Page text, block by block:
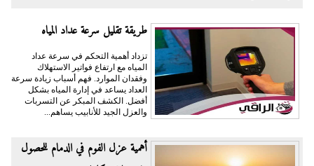
طريقة تقليل سرعة عداد المياه
تزداد أهمية التحكم في سرعة عداد
المياه مع ارتفاع فواتير الاستهلاك
وفقدان الموارد. فهم أسباب زيادة سرعة
العداد يساعد في إدارة المياه بشكل
أفضل. الكشف المبكر عن التسربات
والعزل الجيد للأنابيب يساهم...
أهمية عزل الفوم في الدمام للحصول